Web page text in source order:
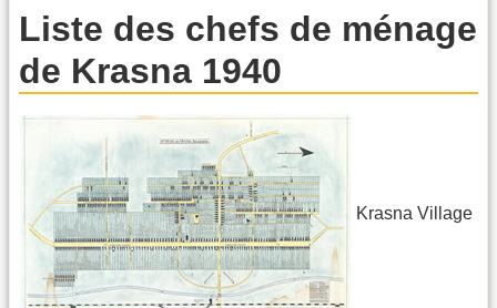
Liste des chefs de ménage
de Krasna 1940
Krasna Village